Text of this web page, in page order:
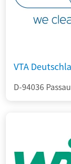
VTA
D-94036